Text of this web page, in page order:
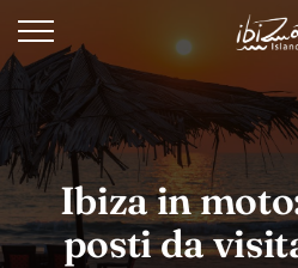
Ibiza in
posti da